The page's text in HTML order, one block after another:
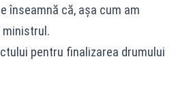
înseamnă că, aşa cum am
ministrul.
pentru finalizarea drumului